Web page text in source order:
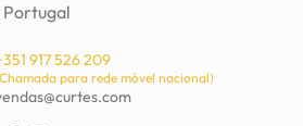
Portugal
917 526 209
para rede móvel nacional)